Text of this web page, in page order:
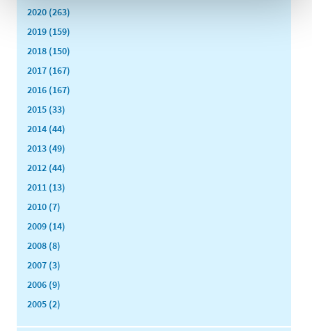
2020 (263)
2019 (159)
2018 (150)
2017 (167)
2016 (167)
2015 (33)
2014 (44)
2013 (49)
2012 (44)
2011 (13)
2010 (7)
2009 (14)
2008 (8)
2007 (3)
2006 (9)
2005 (2)